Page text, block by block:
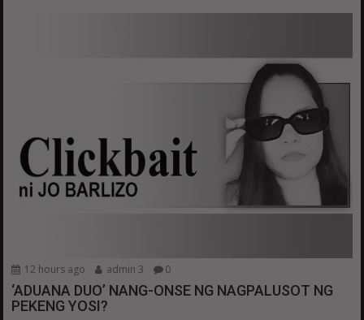
12 hours ago admin 3 0
‘ADUANA DUO’ NANG-ONSE NG NAGPALUSOT NG
PEKENG YOSI?